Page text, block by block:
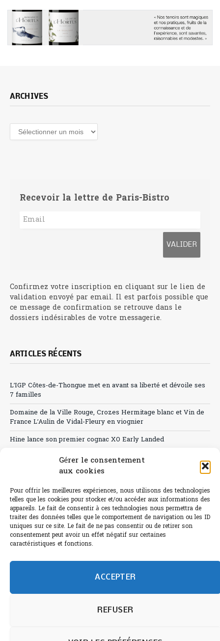
Gérer le consentement
aux cookies
Pour offrir les meilleures expériences, nous utilisons des technologies
telles que les cookies pour stocker et/ou accéder aux informations des
appareils. Le fait de consentir à ces technologies nous permettra de
traiter des données telles que le comportement de navigation ou les ID
uniques sur ce site. Le fait de ne pas consentir ou de retirer son
consentement peut avoir un effet négatif sur certaines
caractéristiques et fonctions.
ACCEPTER
REFUSER
ARCHIVES
Archives
Recevoir la lettre de Paris-Bistro
Confirmez votre inscription en cliquant sur le lien de
validation envoyé par email. Il est parfois possible que
ce message de confirmation se retrouve dans le
dossiers indésirables de votre messagerie.
ARTICLES RÉCENTS
L’IGP Côtes-de-Thongue met en avant sa liberté et dévoile ses
7 familles
Domaine de la Ville Rouge, Crozes Hermitage blanc et Vin de
France L’Aulin de Vidal-Fleury en viognier
Hine lance son premier cognac XO Early Landed
Canicule : A quand le CHR à « l’heure espagnole » ?
Sélection de rosés 2026
L'abus d'alcool est dangereux pour la santé.
humain et 0% IA de Paris Bistro Editions - SARL de Presse -
Informations légales etRGPD